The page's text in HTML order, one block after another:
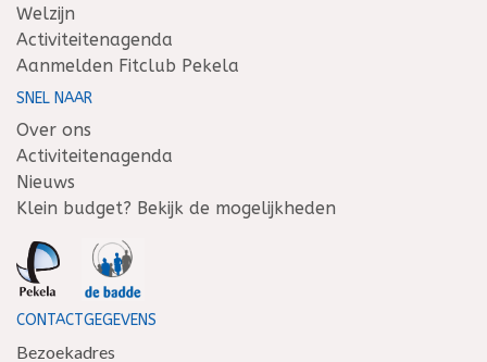
Welzijn
Activiteitenagenda
Aanmelden Fitclub Pekela
SNEL NAAR
Over ons
Activiteitenagenda
Nieuws
Klein budget? Bekijk de mogelijkheden
CONTACTGEGEVENS
Bezoekadres